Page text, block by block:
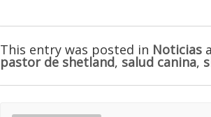
This entry was posted in Noticias
pastor de shetland, salud canina,